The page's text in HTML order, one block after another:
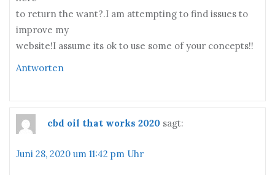
to return the want?.I am attempting to find issues to
improve my
website!I assume its ok to use some of your concepts!!
Antworten
cbd oil that works 2020 sagt:
Juni 28, 2020 um 11:42 pm Uhr